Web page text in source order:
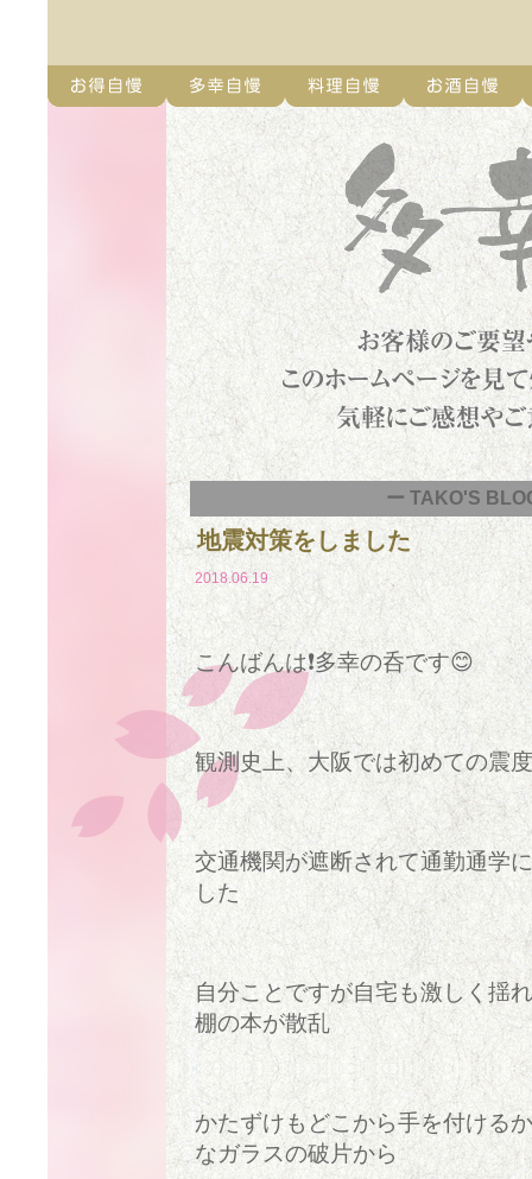
ー TAKO'S
地震対策をしました
2018.06.19
こんばんは❗多幸の呑です😊
観測史上、大阪では初めての震
交通機関が遮断されて通勤通学
した
自分ことですが自宅も激しく揺
棚の本が散乱
かたずけもどこから手を付ける
なガラスの破片から